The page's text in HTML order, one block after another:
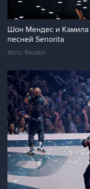
Шон Мендес и Камила
песней Senorita
Фото: Reuters